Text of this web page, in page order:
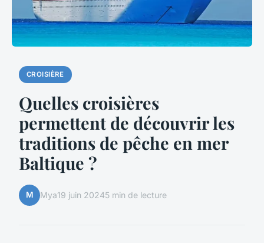
CROISIÈRE
Quelles croisières
permettent de découvrir les
traditions de pêche en mer
Baltique ?
M Mya19 juin 20245 min de lecture